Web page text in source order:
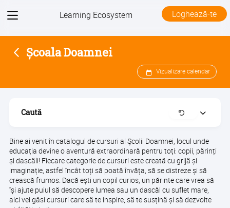
View
Learning Ecosystem Loghează-te
Școala Doamnei
Vizualizare calendar
Caută StergeExtinde
Bine ai venit în catalogul de cursuri al Şcolii Doamnei, locul unde
educația devine o aventură extraordinară pentru toți: copii, părinți
și dascăli! Fiecare categorie de cursuri este creată cu grijă și
imaginație, astfel încât toți să poată învăța, să se distreze și să
crească frumos. Dacă ești un copil curios, un părinte care vrea să
își ajute puiul să descopere lumea sau un dascăl cu suflet mare,
aici vei găsi cursuri care să te inspire, să te susțină și să dezvolte